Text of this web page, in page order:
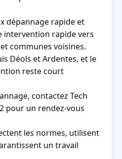
dépannage rapide et
intervention rapide vers
communes voisines.
Déols et Ardentes, et le
reste court
contactez Tech
pour un rendez-vous
les normes, utilisent
un travail